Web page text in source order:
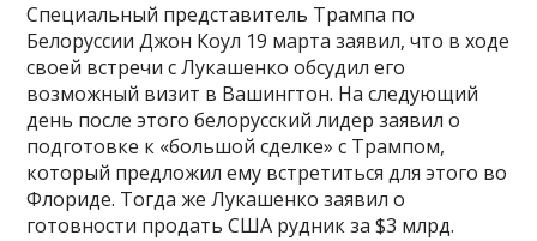
Специальный представитель Трампа по
Белоруссии Джон Коул 19 марта заявил, что в ходе
своей встречи с Лукашенко обсудил его
возможный визит в Вашингтон. На следующий
день после этого белорусский лидер заявил о
подготовке к «большой сделке» с Трампом,
который предложил ему встретиться для этого во
Флориде. Тогда же Лукашенко заявил о
готовности продать США рудник за $3 млрд.